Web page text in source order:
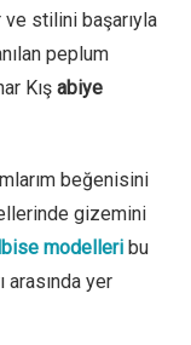
stilini başarıyla
peplum
Kış abiye
beğenisini
gizemini
modelleribu
arasında yer